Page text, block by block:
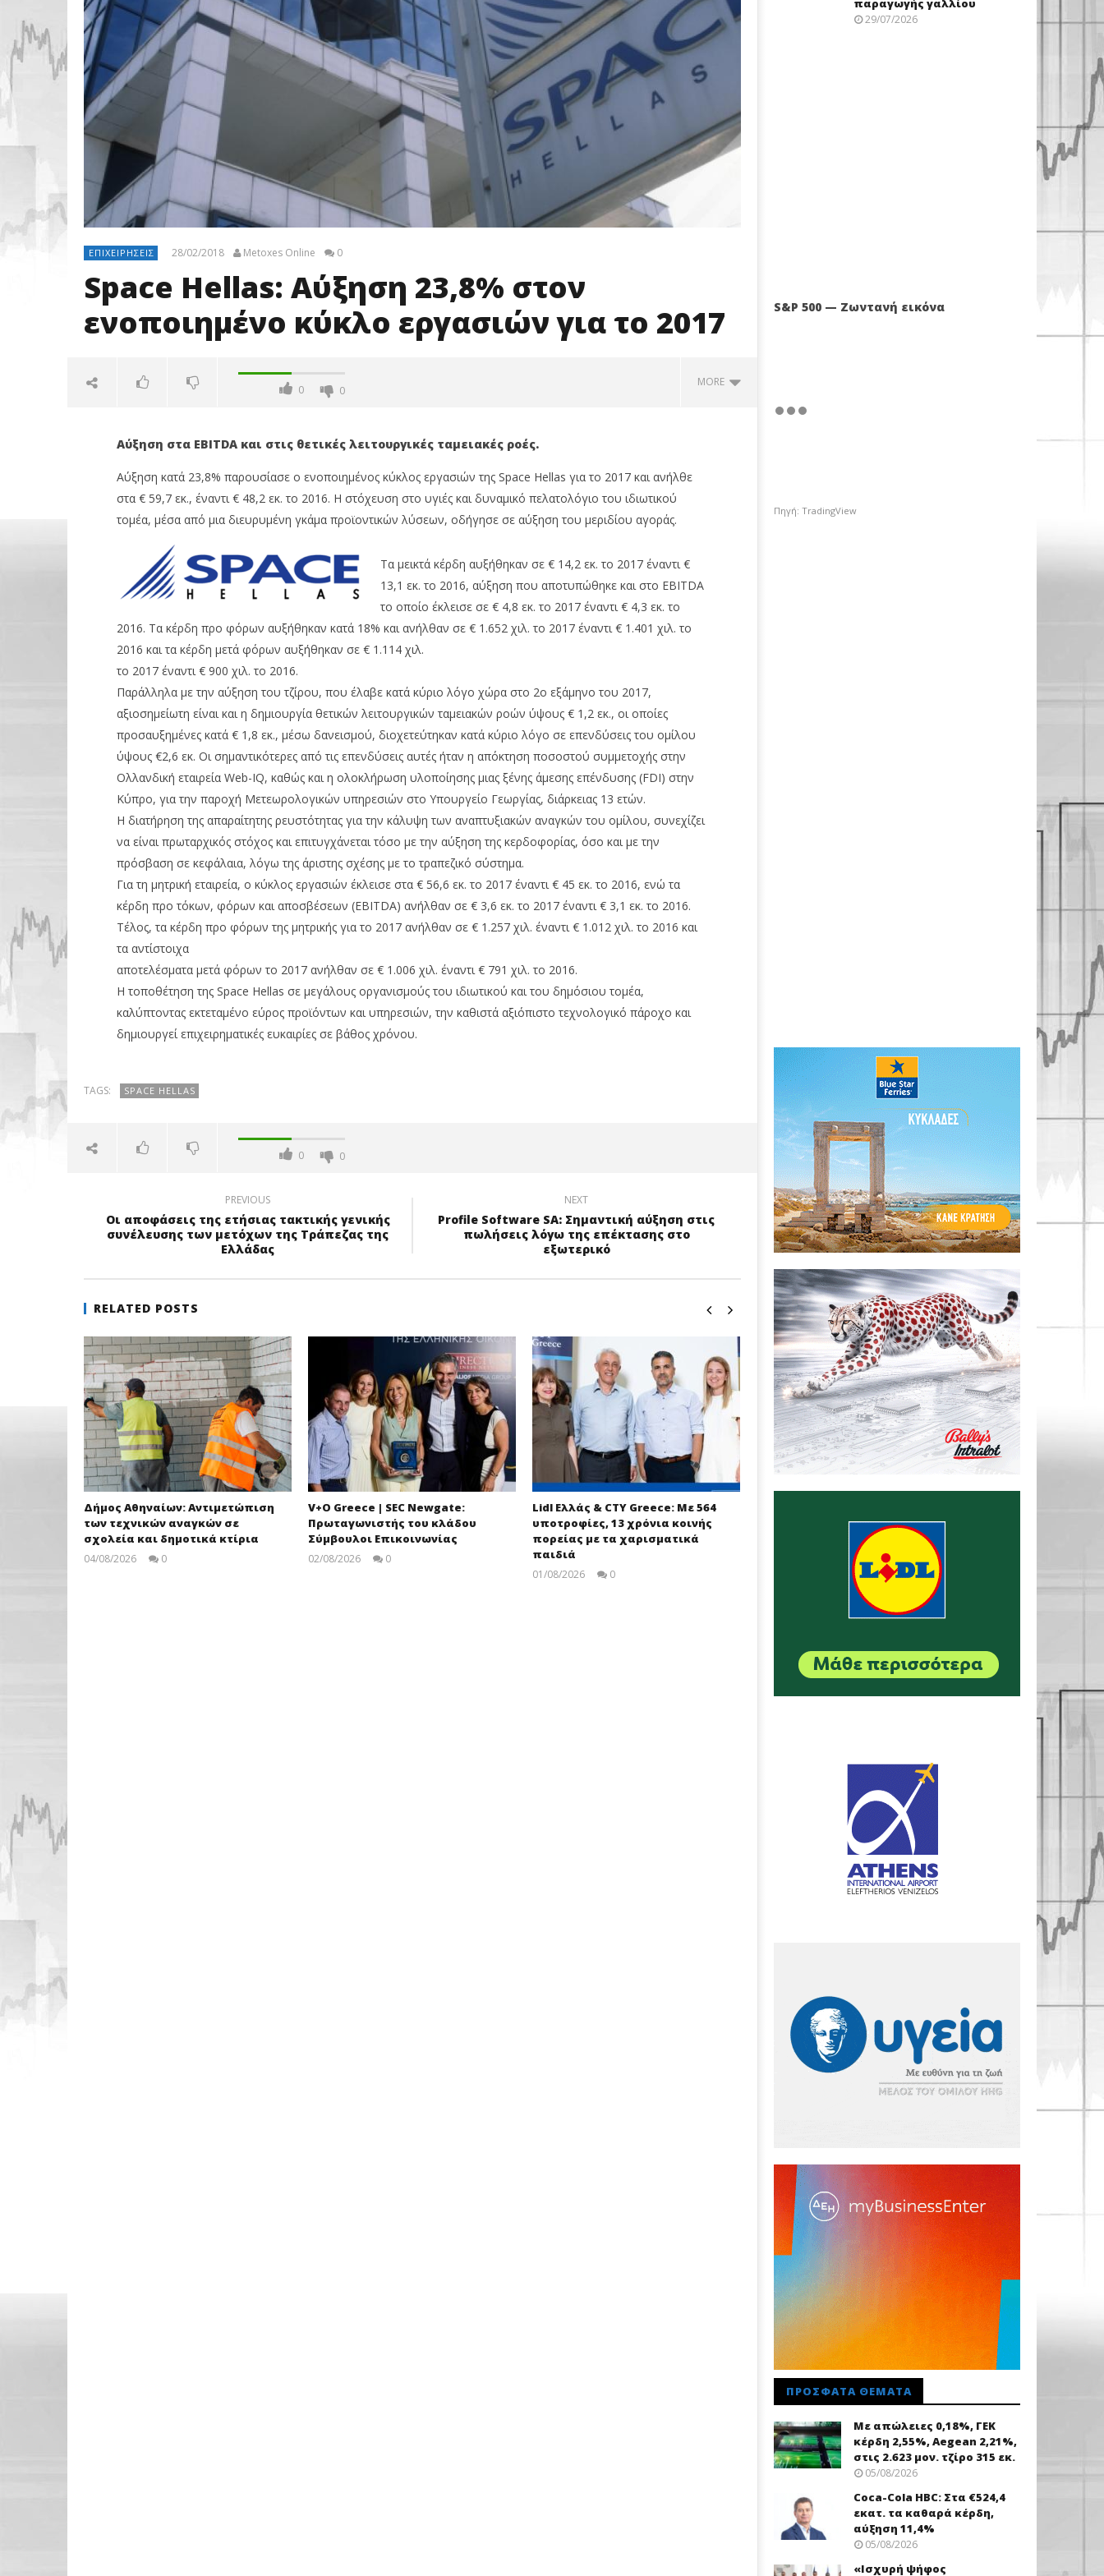
ΕΠΙΧΕΙΡΉΣΕΙΣ 28/02/2018 Metoxes Online 0
Space Hellas: Αύξηση 23,8% στον
ενοποιημένο κύκλο εργασιών για το 2017
0 0
MORE
NOW VIEWING
Space Hellas: Αύξηση 23,8% στον
για το 2017
28/02/2018
Metoxes
Online
Με απώλειες 0,18%, ΓΕΚ κέρδη
2,55%, Aegean 2,21%, στις 2.623
μον. τζίρο 315 εκ.
28/02/2018
Metoxes
Coca-Cola HBC: Στα €524,4 εκατ.
τα καθαρά κέρδη, αύξηση 11,4%
28/02/2018
Αύξηση στα EBITDA και στις θετικές λειτουργικές ταμειακές ροές.
Αύξηση κατά 23,8% παρουσίασε ο ενοποιημένος κύκλος εργασιών της Space Hellas για το 2017 και ανήλθε
στα € 59,7 εκ., έναντι € 48,2 εκ. το 2016. Η στόχευση στο υγιές και δυναμικό πελατολόγιο του ιδιωτικού
τομέα, μέσα από μια διευρυμένη γκάμα προϊοντικών λύσεων, οδήγησε σε αύξηση του μεριδίου αγοράς.
Τα μεικτά κέρδη αυξήθηκαν σε € 14,2 εκ. το 2017 έναντι €
13,1 εκ. το 2016, αύξηση που αποτυπώθηκε και στο EBITDA
το οποίο έκλεισε σε € 4,8 εκ. το 2017 έναντι € 4,3 εκ. το
2016. Τα κέρδη προ φόρων αυξήθηκαν κατά 18% και ανήλθαν σε € 1.652 χιλ. το 2017 έναντι € 1.401 χιλ. το
2016 και τα κέρδη μετά φόρων αυξήθηκαν σε € 1.114 χιλ.
το 2017 έναντι € 900 χιλ. το 2016.
Παράλληλα με την αύξηση του τζίρου, που έλαβε κατά κύριο λόγο χώρα στο 2ο εξάμηνο του 2017,
αξιοσημείωτη είναι και η δημιουργία θετικών λειτουργικών ταμειακών ροών ύψους € 1,2 εκ., οι οποίες
προσαυξημένες κατά € 1,8 εκ., μέσω δανεισμού, διοχετεύτηκαν κατά κύριο λόγο σε επενδύσεις του ομίλου
ύψους €2,6 εκ. Οι σημαντικότερες από τις επενδύσεις αυτές ήταν η απόκτηση ποσοστού συμμετοχής στην
Ολλανδική εταιρεία Web-IQ, καθώς και η ολοκλήρωση υλοποίησης μιας ξένης άμεσης επένδυσης (FDI) στην
Κύπρο, για την παροχή Μετεωρολογικών υπηρεσιών στο Υπουργείο Γεωργίας, διάρκειας 13 ετών.
Η διατήρηση της απαραίτητης ρευστότητας για την κάλυψη των αναπτυξιακών αναγκών του ομίλου, συνεχίζει
να είναι πρωταρχικός στόχος και επιτυγχάνεται τόσο με την αύξηση της κερδοφορίας, όσο και με την
πρόσβαση σε κεφάλαια, λόγω της άριστης σχέσης με το τραπεζικό σύστημα.
Για τη μητρική εταιρεία, ο κύκλος εργασιών έκλεισε στα € 56,6 εκ. το 2017 έναντι € 45 εκ. το 2016, ενώ τα
κέρδη προ τόκων, φόρων και αποσβέσεων (EBITDA) ανήλθαν σε € 3,6 εκ. το 2017 έναντι € 3,1 εκ. το 2016.
Τέλος, τα κέρδη προ φόρων της μητρικής για το 2017 ανήλθαν σε € 1.257 χιλ. έναντι € 1.012 χιλ. το 2016 και
τα αντίστοιχα
αποτελέσματα μετά φόρων το 2017 ανήλθαν σε € 1.006 χιλ. έναντι € 791 χιλ. το 2016.
Η τοποθέτηση της Space Hellas σε μεγάλους οργανισμούς του ιδιωτικού και του δημόσιου τομέα,
καλύπτοντας εκτεταμένο εύρος προϊόντων και υπηρεσιών, την καθιστά αξιόπιστο τεχνολογικό πάροχο και
δημιουργεί επιχειρηματικές ευκαιρίες σε βάθος χρόνου.
TAGS: SPACE HELLAS
0 0
PREVIOUS
Οι αποφάσεις της ετήσιας τακτικής γενικής
συνέλευσης των μετόχων της Τράπεζας της
Ελλάδας
NEXT
Profile Software SA: Σημαντική αύξηση στις
πωλήσεις λόγω της επέκτασης στο
εξωτερικό
RELATED POSTS
Δήμος Αθηναίων: Αντιμετώπιση
των τεχνικών αναγκών σε
σχολεία και δημοτικά κτίρια
04/08/2026
0
V+O Greece | SEC Newgate:
Πρωταγωνιστής του κλάδου
Σύμβουλοι Επικοινωνίας
02/08/2026
0
Lidl Ελλάς & CTY Greece: Με 564
υποτροφίες, 13 χρόνια κοινής
πορείας με τα χαρισματικά
παιδιά
01/08/2026
0
παραγωγής γαλλίου
29/07/2026
S&P 500 — Ζωντανή εικόνα
Πηγή: TradingView
ΠΡΌΣΦΑΤΑ ΘΈΜΑΤΑ
Με απώλειες 0,18%, ΓΕΚ
κέρδη 2,55%, Aegean 2,21%,
στις 2.623 μον. τζίρο 315 εκ.
05/08/2026
Coca-Cola HBC: Στα €524,4
εκατ. τα καθαρά κέρδη,
αύξηση 11,4%
05/08/2026
«Ισχυρή ψήφος